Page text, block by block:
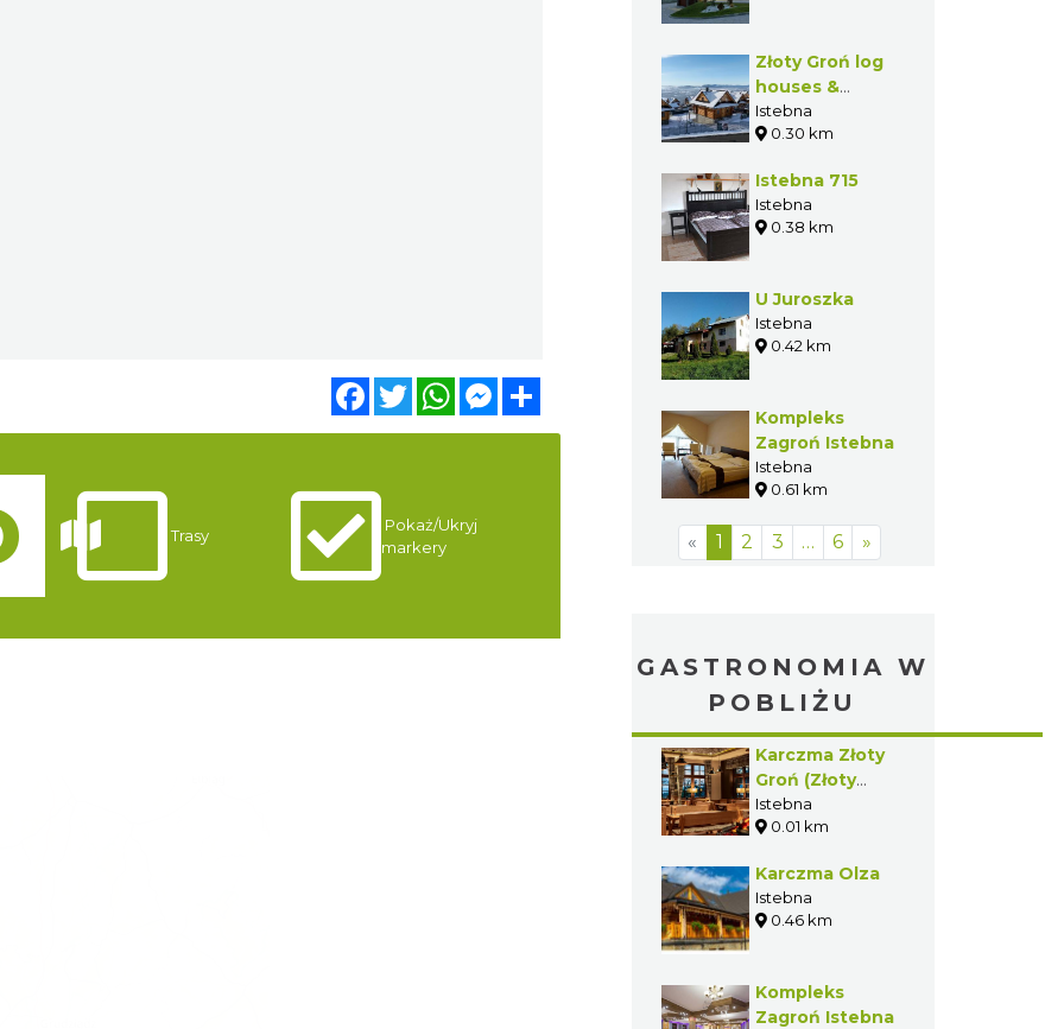
FacebookTwitterWhatsAppMessenger
Trasy
Pokaż/Ukryj
markery
Złoty Groń log
houses &
apartments
Istebna
0.30 km
Istebna 715
Istebna
0.38 km
U Juroszka
Istebna
0.42 km
Kompleks
Zagroń Istebna
Istebna
0.61 km
« 1 2 3 … 6 »
GASTRONOMIA W
POBLIŻU
Karczma Złoty
Groń (Złoty
Groń Resort &
Spa)
Istebna
0.01 km
Karczma Olza
Istebna
0.46 km
Kompleks
Zagroń Istebna